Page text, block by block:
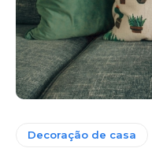
Decoração de casa